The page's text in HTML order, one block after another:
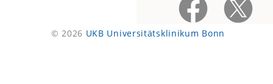
© 2026 UKB Universitätsklinikum Bonn